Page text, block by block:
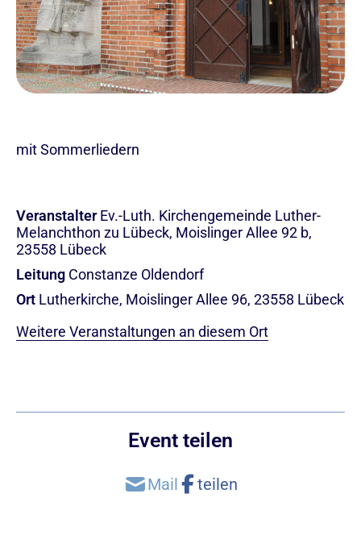
mit Sommerliedern
Veranstalter Ev.-Luth. Kirchengemeinde Luther-
Melanchthon zu Lübeck, Moislinger Allee 92 b,
23558 Lübeck
Leitung Constanze Oldendorf
Ort Lutherkirche, Moislinger Allee 96, 23558 Lübeck
Weitere Veranstaltungen an diesem Ort
Event teilen